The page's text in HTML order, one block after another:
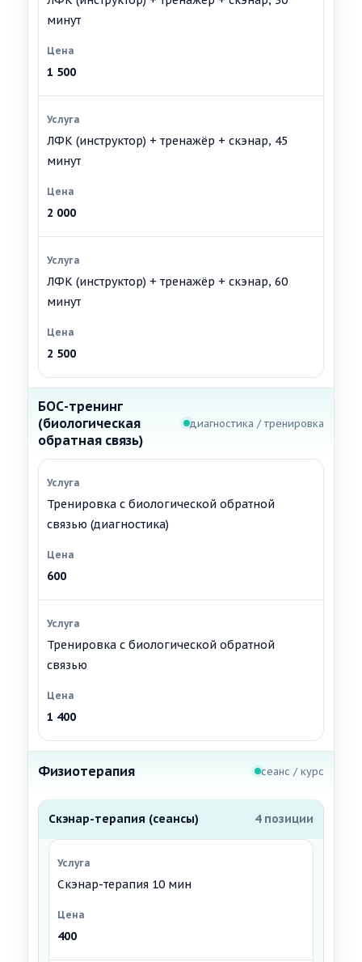
минут
1 500
ЛФК (инструктор) + тренажёр + скэнар, 45
минут
2 000
ЛФК (инструктор) + тренажёр + скэнар, 60
минут
2 500
БОС-тренинг
(биологическая
обратная связь)
диагностика / тренировка
Тренировка с биологической обратной
связью (диагностика)
600
Тренировка с биологической обратной
связью
1 400
Физиотерапия сеанс / курс
Скэнар-терапия (сеансы) 4 позиции
Скэнар-терапия 10 мин
400